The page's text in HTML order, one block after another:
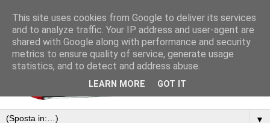
▼
This site uses cookies from Google to deliver its services
and to analyze traffic. Your IP address and user-agent are
shared with Google along with performance and security
metrics to ensure quality of service, generate usage
statistics, and to detect and address abuse.
LEARN MORE GOT IT